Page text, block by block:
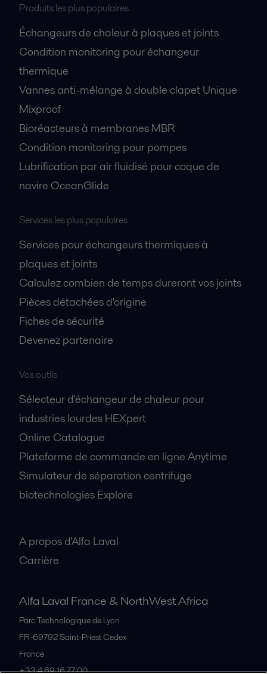
Produits les plus populaires
Échangeurs de chaleur à plaques et joints
Condition monitoring pour échangeur
thermique
Vannes anti-mélange à double clapet Unique
Mixproof
Bioréacteurs à membranes MBR
Condition monitoring pour pompes
Lubrification par air fluidisé pour coque de
navire OceanGlide
Services les plus populaires
Services pour échangeurs thermiques à
plaques et joints
Calculez combien de temps dureront vos joints
Pièces détachées d'origine
Fiches de sécurité
Devenez partenaire
Vos outils
Sélecteur d'échangeur de chaleur pour
industries lourdes HEXpert
Online Catalogue
Plateforme de commande en ligne Anytime
Simulateur de séparation centrifuge
biotechnologies Explore
A propos d'Alfa Laval
Carrière
Alfa Laval France & NorthWest Africa
Parc Technologique de Lyon
FR-69792Saint-Priest Cedex
France
+33 4 69 16 77 00